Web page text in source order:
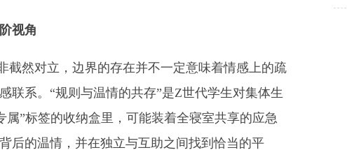
视角
截然对立，边界的存在并不一定意味着情感上的疏
联系。“规则与温情的共存”是Z世代学生对集体生
”标签的收纳盒里，可能装着全寝室共享的应急
的温情，并在独立与互助之间找到恰当的平